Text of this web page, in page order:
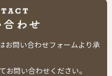
お問い合わせフォームより承
お問い合わせください。